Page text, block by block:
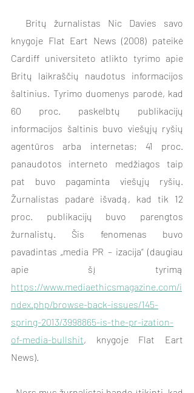
knygoje Flat Eart News (2008) pateikė
Cardiff universiteto atlikto tyrimo apie
Britų laikraščių naudotus informacijos
šaltinius. Tyrimo duomenys parodė, kad
60 proc. paskelbtų publikacijų
informacijos šaltinis buvo viešųjų ryšių
agentūros arba internetas; 41 proc.
panaudotos interneto medžiagos taip
pat buvo pagaminta viešųjų ryšių.
Žurnalistas padarė išvadą, kad tik 12
proc. publikacijų buvo parengtos
žurnalistų. Šis fenomenas buvo
pavadintas „media PR – izacija“ (daugiau
https://www.mediaethicsmagazine.com/i
ndex.php/browse-back-issues/145-
spring-2013/3998865-is-the-pr-ization-
of-media-bullshit, knygoje Flat Eart
News).